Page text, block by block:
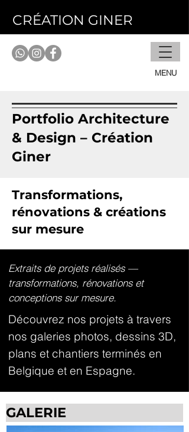
MENU
CRÉATION GINER
Portfolio Architecture
& Design – Création
Giner
Transformations,
rénovations & créations
sur mesure
Extraits de projets réalisés —
transformations, rénovations et
conceptions sur mesure.
Découvrez nos projets à travers
nos galeries photos, dessins 3D,
plans et chantiers terminés en
Belgique et en Espagne.
GALERIE